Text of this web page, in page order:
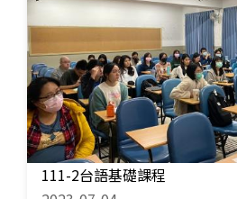
111-2台語基礎課程